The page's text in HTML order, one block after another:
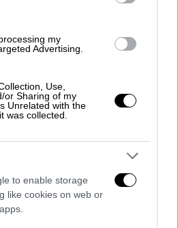
my
Advertising.
Use,
or Sharing of my
Unrelated with the
was collected.
to enable storage
like cookies on web or
για πλεκτάνη σε
λόγωδικηγόρος στο
αμετάκλητα για
και
αξιοπρέπειας, σε
ενώ σε εξέλιξη
δίκη με τον ίδιο να
βιασμού και
σε ασέλγεια.